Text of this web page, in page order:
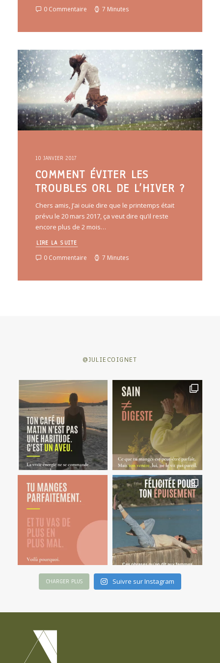
0 Commentaire 7 Minutes
10 JANVIER 2017
COMMENT ÉVITER LES
TROUBLES ORL DE L’HIVER ?
Chers amis, J’ai ouïe dire que le printemps était
prévu le 20 mars 2017, ça veut dire qu’il reste
encore plus de 2 mois…
LIRE LA SUITE
0 Commentaire 7 Minutes
@JULIECOIGNET
CHARGER PLUS Suivre sur Instagram